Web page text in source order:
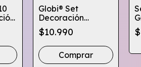
Globi® Set
Decoración
Graduación
Guirnalda+
Cortina+globos
$10.990
Comprar